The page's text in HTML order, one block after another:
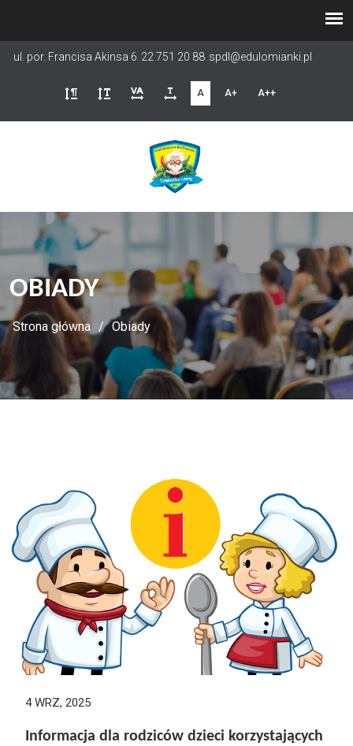
treści
ul. por. Francisa Akinsa 6 22 751 20 88 spdl@edulomianki.pl
A A+ A++
OBIADY
Strona główna Obiady
4 WRZ, 2025
Informacja dla rodziców dzieci korzystających